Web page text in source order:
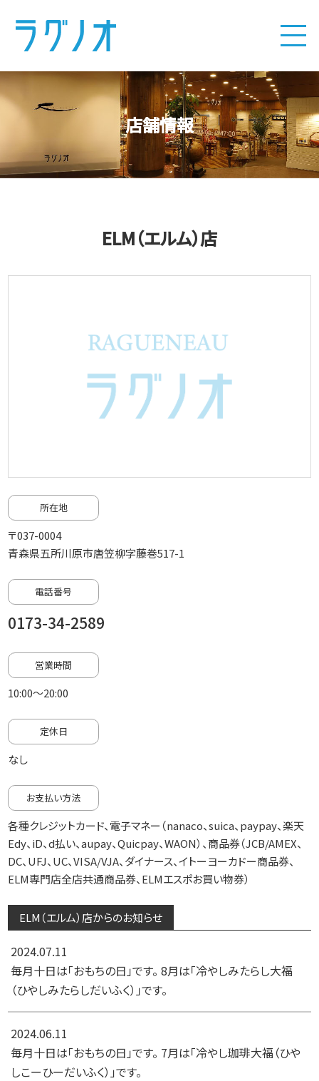
店舗情報
ELM（エルム）店
所在地
〒037-0004
青森県五所川原市唐笠柳字藤巻517-1
電話番号
0173-34-2589
営業時間
10:00～20:00
定休日
なし
お支払い方法
各種クレジットカード、電子マネー（nanaco、suica、paypay、楽天
Edy、iD、d払い、aupay、Quicpay、WAON）、商品券（JCB/AMEX、
DC、UFJ、UC、VISA/VJA、ダイナース、イトーヨーカドー商品券、
ELM専門店全店共通商品券、ELMエスポお買い物券）
ELM（エルム）店からのお知らせ
2024.07.11
毎月十日は「おもちの日」です。 8月は「冷やしみたらし大福
（ひやしみたらしだいふく）」です。
2024.06.11
毎月十日は「おもちの日」です。 7月は「冷やし珈琲大福（ひや
しこーひーだいふく）」です。